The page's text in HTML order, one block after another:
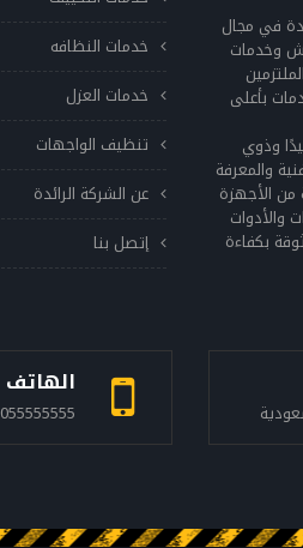
إلى توقف الجهاز
يجب التأكد من
كانت تتحرك بطريقة
إلى وجود مشكلة
الحذر عند استخدام
الحذر عند استخدام
والمبيضات
كبيرة، حيث
والخراطيم وتؤثر على
أي تلف في الجهاز
لإصلاحه. اتباع
يجب اتباع
الموجودة في دليل
ال جي بانتظام
في مجال
وخدمات
بأعلى
وذوي
والمعرفة
من الأجهزة
والأدوات
بكفاءة
خدمات النظافه
خدمات العزل
تنظيف الواجهات
عن الشركة الرائدة
إتصل بنا
الهاتف
055555555